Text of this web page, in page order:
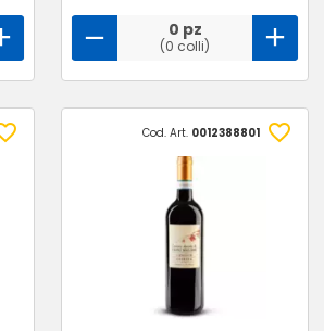
0 pz
(0 colli)
Cod. Art. 0012388801